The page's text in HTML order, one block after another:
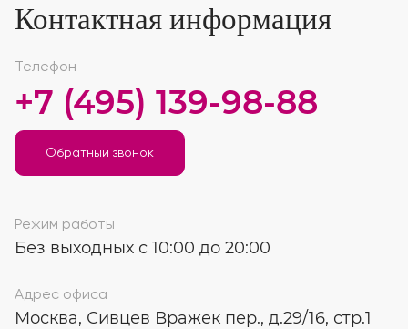
Контактная информация
Телефон
+7 (495) 139-98-88
Обратный звонок
Режим работы
Без выходных с 10:00 до 20:00
Адрес офиса
Москва, Сивцев Вражек пер., д.29/16, стр.1